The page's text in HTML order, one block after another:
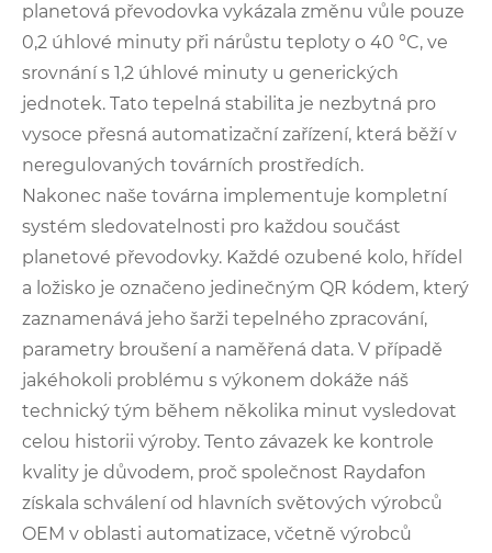
planetová převodovka vykázala změnu vůle pouze
0,2 úhlové minuty při nárůstu teploty o 40 °C, ve
srovnání s 1,2 úhlové minuty u generických
jednotek. Tato tepelná stabilita je nezbytná pro
vysoce přesná automatizační zařízení, která běží v
neregulovaných továrních prostředích.
Nakonec naše továrna implementuje kompletní
systém sledovatelnosti pro každou součást
planetové převodovky. Každé ozubené kolo, hřídel
a ložisko je označeno jedinečným QR kódem, který
zaznamenává jeho šarži tepelného zpracování,
parametry broušení a naměřená data. V případě
jakéhokoli problému s výkonem dokáže náš
technický tým během několika minut vysledovat
celou historii výroby. Tento závazek ke kontrole
kvality je důvodem, proč společnost Raydafon
získala schválení od hlavních světových výrobců
OEM v oblasti automatizace, včetně výrobců